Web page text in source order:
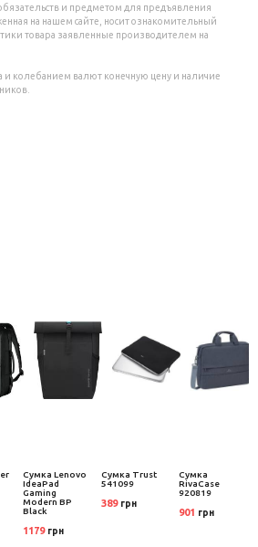
и предметом для предъявления
на нашем сайте, носит ознакомительный
товара заявленные производителем на
и колебанием валют конечную цену и наличие
Сумка Lenovo
IdeaPad
Gaming
Modern BP
Black
1179 грн
Сумка Trust
541099
389 грн
Сумка
RivaCase
920819
901 грн